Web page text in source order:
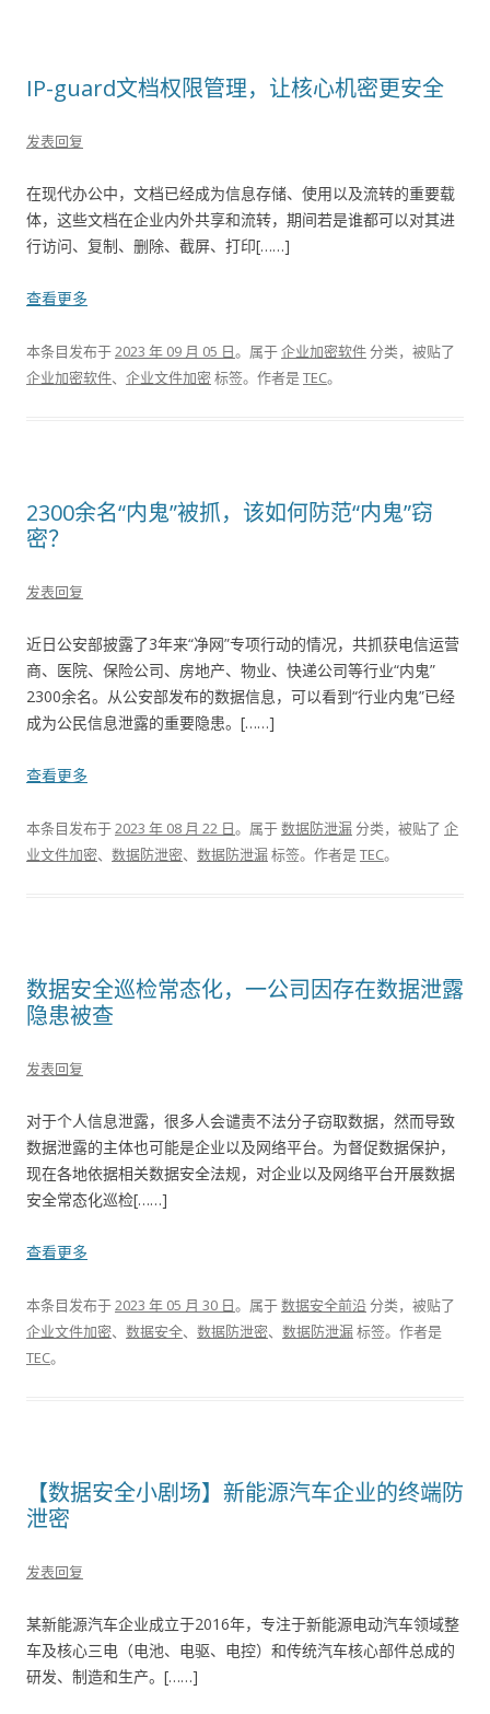
IP-guard文档权限管理，让核心机密更安全
发表回复
在现代办公中，文档已经成为信息存储、使用以及流转的重要载
体，这些文档在企业内外共享和流转，期间若是谁都可以对其进
行访问、复制、删除、截屏、打印[……]
查看更多
本条目发布于2023 年 09 月 05 日。属于企业加密软件分类，被贴了
企业加密软件、 企业文件加密标签。 作者是TEC。
2300余名“内鬼”被抓，该如何防范“内鬼”窃
密？
发表回复
近日公安部披露了3年来“净网”专项行动的情况，共抓获电信运营
商、医院、保险公司、房地产、物业、快递公司等行业“内鬼”
2300余名。从公安部发布的数据信息，可以看到“行业内鬼”已经
成为公民信息泄露的重要隐患。[……]
查看更多
本条目发布于2023 年 08 月 22 日。属于数据防泄漏分类，被贴了 企
业文件加密、 数据防泄密、 数据防泄漏标签。 作者是TEC。
数据安全巡检常态化，一公司因存在数据泄露
隐患被查
发表回复
对于个人信息泄露，很多人会谴责不法分子窃取数据，然而导致
数据泄露的主体也可能是企业以及网络平台。为督促数据保护，
现在各地依据相关数据安全法规，对企业以及网络平台开展数据
安全常态化巡检[……]
查看更多
本条目发布于2023 年 05 月 30 日。属于数据安全前沿分类，被贴了
企业文件加密、 数据安全、 数据防泄密、 数据防泄漏标签。 作者是
TEC。
【数据安全小剧场】新能源汽车企业的终端防
泄密
发表回复
某新能源汽车企业成立于2016年，专注于新能源电动汽车领域整
车及核心三电（电池、电驱、电控）和传统汽车核心部件总成的
研发、制造和生产。[……]